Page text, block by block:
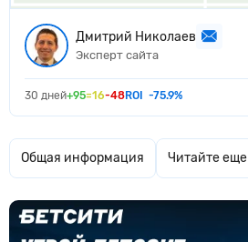
Дмитрий Николаев
Эксперт сайта
30 дней+95=16-48ROI -75.9%
Общая информация Читайте еще